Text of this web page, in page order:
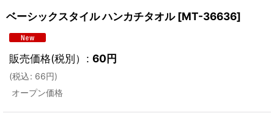
ベーシックスタイル ハンカチタオル [MT-36636]
販売価格(税別） : 60円
(税込: 66円)
オープン価格